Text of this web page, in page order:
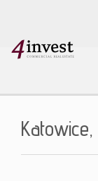
Katowice,